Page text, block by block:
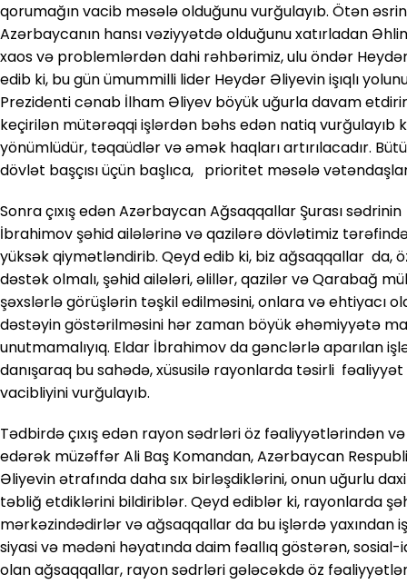
qorumağın vacib məsələ olduğunu vurğulayıb. Ötən
Azərbaycanın hansı vəziyyətdə olduğunu xatırladan
xaos və problemlərdən dahi rəhbərimiz, ulu öndər
edib ki, bu gün ümummilli lider Heydər Əliyevin işıqlı
Prezidenti cənab İlham Əliyev böyük uğurla davam
keçirilən mütərəqqi işlərdən bəhs edən natiq vurğulayıb
yönümlüdür, təqaüdlər və əmək haqları artırılacadır.
dövlət başçısı üçün başlıca, prioritet məsələ
Sonra çıxış edən Azərbaycan Ağsaqqallar Şurası
İbrahimov şəhid ailələrinə və qazilərə dövlətimiz
yüksək qiymətləndirib. Qeyd edib ki, biz ağsaqqallar da,
dəstək olmalı, şəhid ailələri, əlillər, qazilər və Qarabağ
şəxslərlə görüşlərin təşkil edilməsini, onlara və ehtiyacı
dəstəyin göstərilməsini hər zaman böyük əhəmiyyətə
unutmamalıyıq. Eldar İbrahimov da gənclərlə aparılan
danışaraq bu sahədə, xüsusilə rayonlarda təsirli
vacibliyini vurğulayıb.
Tədbirdə çıxış edən rayon sədrləri öz fəaliyyətlərindən
edərək müzəffər Ali Baş Komandan, Azərbaycan
Əliyevin ətrafında daha sıx birləşdiklərini, onun uğurlu
təbliğ etdiklərini bildiriblər. Qeyd ediblər ki, rayonlarda
mərkəzindədirlər və ağsaqqallar da bu işlərdə yaxından
siyasi və mədəni həyatında daim fəallıq göstərən,
olan ağsaqqallar, rayon sədrləri gələcəkdə öz